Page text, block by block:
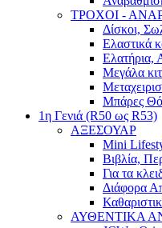
ΤΡΟΧΟΙ -
Δίσκοι,
Ελαστικά
Ελατήρια,
Μεγάλα
Μπάρες
1η Γενιά (R50 ως R53)
ΑΞΕΣΟΥΑΡ
Mini
Βιβλία,
Για τα
Διάφορα
ΑΥΘΕΝΤΙΚΑ